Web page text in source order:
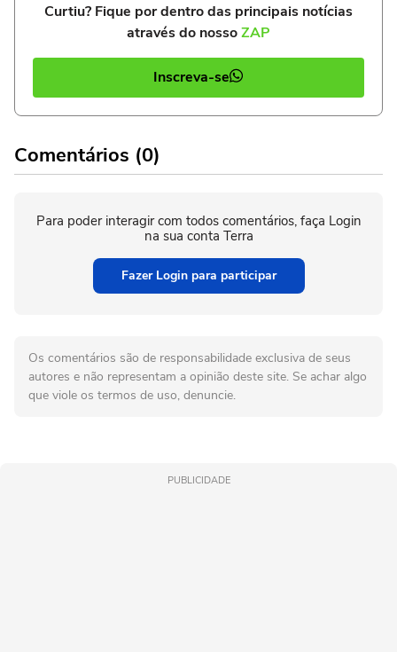
Curtiu? Fique por dentro das principais notícias
através do nossoZAP
Inscreva-se
Comentários (0)
Para poder interagir com todos comentários, faça Login
na sua conta Terra
Fazer Login para participar
Os comentários são de responsabilidade exclusiva de seus
autores e não representam a opinião deste site. Se achar algo
que viole os termos de uso, denuncie.
PUBLICIDADE